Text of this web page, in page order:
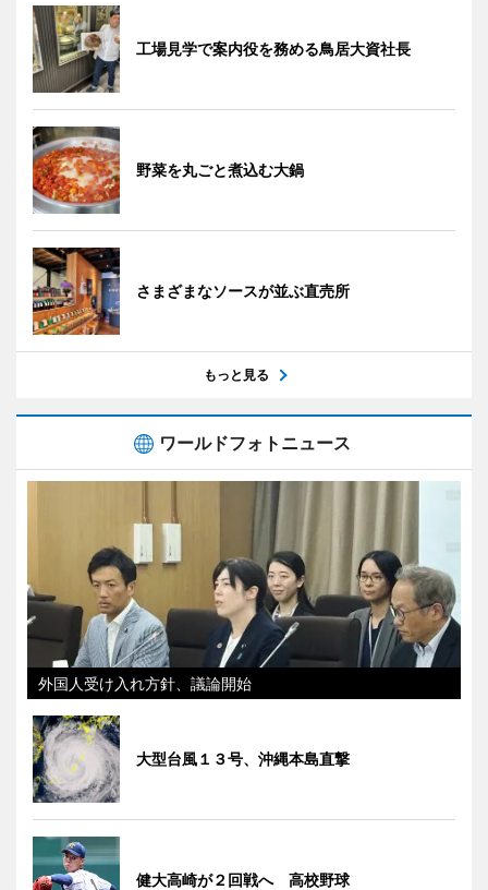
工場見学で案内役を務める鳥居大資社長
野菜を丸ごと煮込む大鍋
さまざまなソースが並ぶ直売所
もっと見る
ワールドフォトニュース
外国人受け入れ方針、議論開始
大型台風１３号、沖縄本島直撃
健大高崎が２回戦へ 高校野球